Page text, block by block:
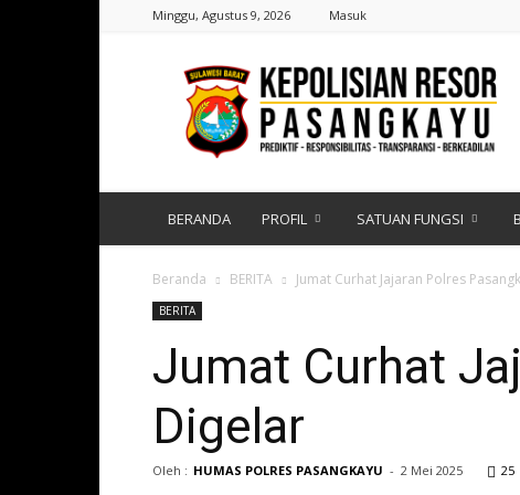
Minggu, Agustus 9, 2026 Masuk
Polres
Pasangkayu
|
Sulawesi
Barat
BERANDA PROFIL SATUAN FUNGSI
Beranda BERITA Jumat Curhat Jajaran Polres
BERITA
Jumat Curhat
Digelar
Oleh : HUMAS POLRES PASANGKAYU - 2 Mei 2025 25